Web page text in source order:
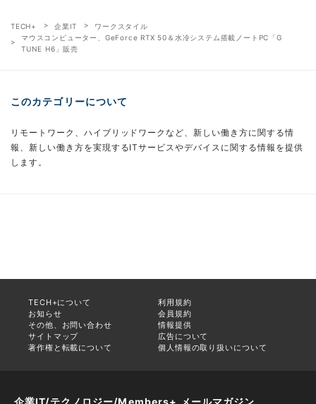
TECH+ 企業IT
ワークスタイル
マウスコンピューター、GeForce RTX 50＆水冷システム搭載ノートPC「G
TUNE H6」販売
このカテゴリーについて
リモートワーク、ハイブリッドワークなど、新しい働き方に関する情
報、新しい働き方を実現するITサービスやデバイスに関する情報を提供
します。
TECH+について
利用規約
お知らせ
会員規約
その他、お問い合わせ
情報提供
サイトマップ
広告について
著作権と転載について
個人情報の取り扱いについて
企業IT/テクノロジー/Members+ メールマガジン